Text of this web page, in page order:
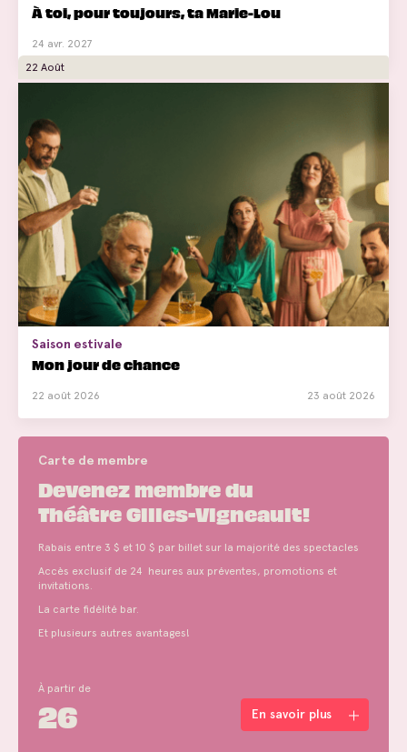
À toi, pour toujours, ta Marie-Lou
24 avr. 2027
22 Août
Saison estivale
Mon jour de chance
22 août 2026 23 août 2026
Carte de membre
Devenez membre du
Théâtre Gilles-Vigneault!
Rabais entre 3 $ et 10 $ par billet sur la majorité des spectacles
Accès exclusif de 24 heures aux préventes, promotions et
invitations.
La carte fidélité bar.
Et plusieurs autres avantages!
À partir de
26 En savoir plus